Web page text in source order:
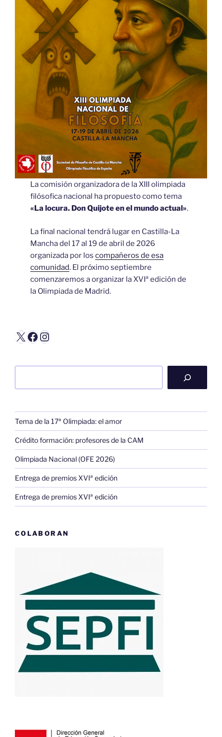
La comisión organizadora de la XIII olimpiada
filósofica nacional ha propuesto como tema
«La locura. Don Quijote en el mundo actual».
La final nacional tendrá lugar en Castilla-La
Mancha del 17 al 19 de abril de 2026
organizada por loscompañeros de esa
comunidad. El próximo septiembre
comenzaremos a organizar la XVIª edición de
la Olimpiada de Madrid.
X Facebook
Instagram
Tema de la 17ª Olimpiada: el amor
Crédito formación: profesores de la CAM
Olimpiada Nacional (OFE 2026)
Entrega de premios XVIª edición
Entrega de premios XVIª edición
COLABORAN